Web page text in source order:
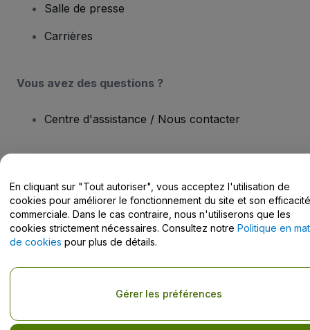
Salle de presse
Carrières
Vous avez des questions ?
Centre d'assistance / Nous contacter
Copyright © viagogo Entertainment Inc 2026 Informations sur
l'entreprise
En utilisant ce site web, vous acceptez lesConditions générales, la
Politique de confidentialité, laPolitique en matière de cookieset la
Politique de confidentialité pour les appareils mobiles
matière de confidentialité
En cliquant sur "Tout autoriser", vous acceptez l'utilisation de
cookies pour améliorer le fonctionnement du site et son efficacité
commerciale. Dans le cas contraire, nous n'utiliserons que les
cookies strictement nécessaires. Consultez notre Politique en
de cookies pour plus de détails.
Gérer les préférences